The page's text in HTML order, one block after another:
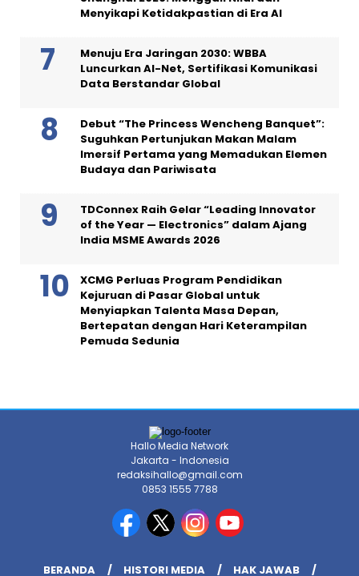
Menyikapi Ketidakpastian di Era AI
Menuju Era Jaringan 2030: WBBA
Luncurkan AI-Net, Sertifikasi Komunikasi
Data Berstandar Global
Debut “The Princess Wencheng Banquet”:
Suguhkan Pertunjukan Makan Malam
Imersif Pertama yang Memadukan Elemen
Budaya dan Pariwisata
TDConnex Raih Gelar “Leading Innovator
of the Year — Electronics” dalam Ajang
India MSME Awards 2026
XCMG Perluas Program Pendidikan
Kejuruan di Pasar Global untuk
Menyiapkan Talenta Masa Depan,
Bertepatan dengan Hari Keterampilan
Pemuda Sedunia
Hallo Media Network
Jakarta - Indonesia
redaksihallo@gmail.com
0853 1555 7788
BERANDA HISTORI MEDIA HAK JAWAB